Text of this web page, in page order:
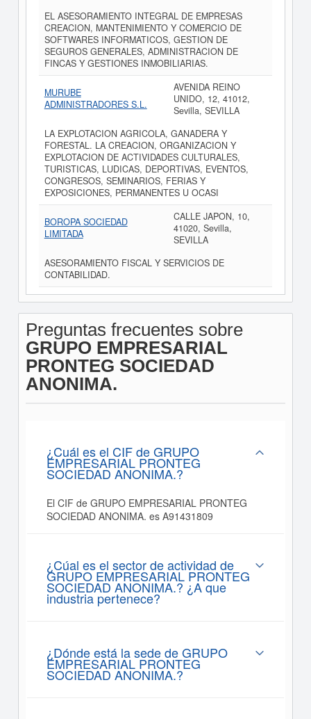
EL ASESORAMIENTO INTEGRAL DE EMPRESAS
CREACION, MANTENIMIENTO Y COMERCIO DE
SOFTWARES INFORMATICOS, GESTION DE
SEGUROS GENERALES, ADMINISTRACION DE
FINCAS Y GESTIONES INMOBILIARIAS.
MURUBE
ADMINISTRADORES S.L.
AVENIDA REINO
UNIDO, 12, 41012,
Sevilla, SEVILLA
LA EXPLOTACION AGRICOLA, GANADERA Y
FORESTAL. LA CREACION, ORGANIZACION Y
EXPLOTACION DE ACTIVIDADES CULTURALES,
TURISTICAS, LUDICAS, DEPORTIVAS, EVENTOS,
CONGRESOS, SEMINARIOS, FERIAS Y
EXPOSICIONES, PERMANENTES U OCASI
BOROPA SOCIEDAD
LIMITADA
CALLE JAPON, 10,
41020, Sevilla,
SEVILLA
ASESORAMIENTO FISCAL Y SERVICIOS DE
CONTABILIDAD.
Preguntas frecuentes sobre
GRUPO EMPRESARIAL
PRONTEG SOCIEDAD
ANONIMA.
¿Cuál es el CIF de GRUPO
EMPRESARIAL PRONTEG
SOCIEDAD ANONIMA.?
El CIF de GRUPO EMPRESARIAL PRONTEG
SOCIEDAD ANONIMA. es A91431809
¿Cúal es el sector de actividad de
GRUPO EMPRESARIAL PRONTEG
SOCIEDAD ANONIMA.? ¿A que
industria pertenece?
¿Dónde está la sede de GRUPO
EMPRESARIAL PRONTEG
SOCIEDAD ANONIMA.?